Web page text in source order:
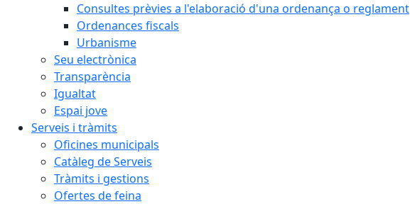
Consultes prèvies a l'elaboració d'una ordenança o reglament
Ordenances fiscals
Urbanisme
Seu electrònica
Transparència
Igualtat
Espai jove
Serveis i tràmits
Oficines municipals
Catàleg de Serveis
Tràmits i gestions
Ofertes de feina